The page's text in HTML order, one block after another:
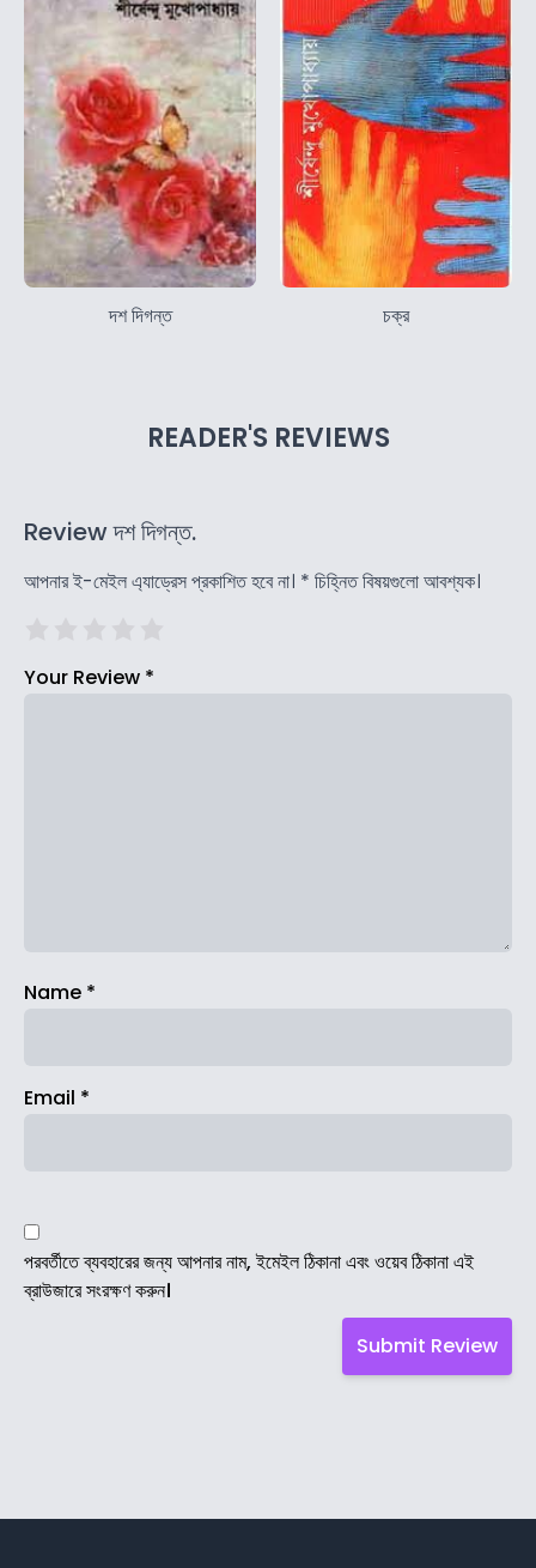
দশ দিগন্ত চক্র
READER'S REVIEWS
Review দশ দিগন্ত.
আপনার ই-মেইল এ্যাড্রেস প্রকাশিত হবে না। * চিহ্নিত বিষয়গুলো আবশ্যক।
Your Review *
Name *
Email *
পরবর্তীতে ব্যবহারের জন্য আপনার নাম, ইমেইল ঠিকানা এবং ওয়েব ঠিকানা এই
ব্রাউজারে সংরক্ষণ করুন।